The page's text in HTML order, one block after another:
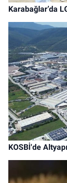
Karabağlar’da
KOSBİ'de